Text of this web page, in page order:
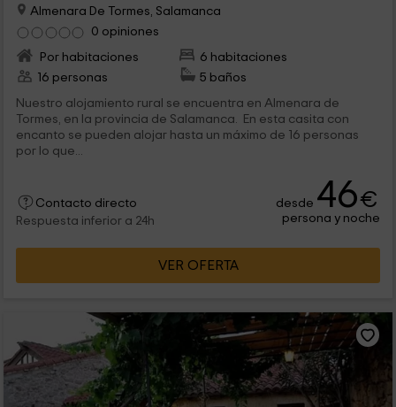
Almenara De Tormes, Salamanca
0 opiniones
Por habitaciones
6 habitaciones
16 personas
5 baños
Nuestro alojamiento rural se encuentra en Almenara de
Tormes, en la provincia de Salamanca. En esta casita con
encanto se pueden alojar hasta un máximo de 16 personas
por lo que...
Contacto directo
Respuesta inferior a 24h
desde 46€
persona y noche
VER OFERTA